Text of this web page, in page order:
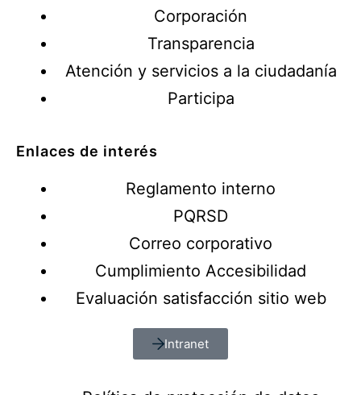
Corporación
Transparencia
Atención y servicios a la ciudadanía
Participa
Enlaces de interés
Reglamento interno
PQRSD
Correo corporativo
Cumplimiento Accesibilidad
Evaluación satisfacción sitio web
Intranet